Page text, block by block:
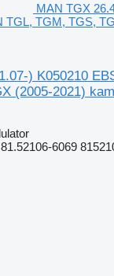
MAN TGX
TGL, TGM, TGS,
) K050210
(2005-2021)
6069